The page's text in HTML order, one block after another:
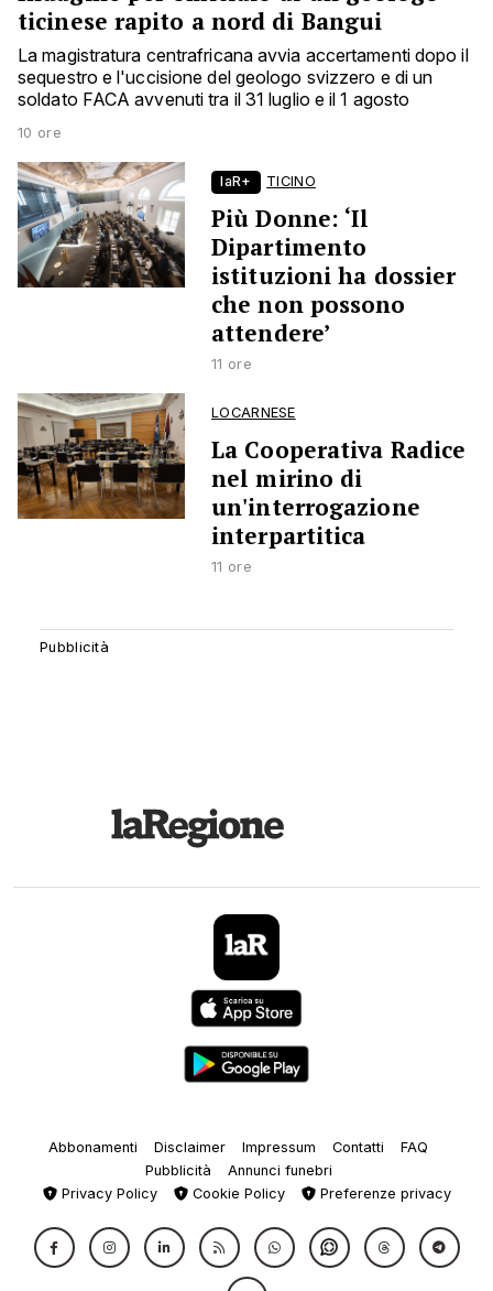
ticinese rapito a nord di Bangui
La magistratura centrafricana avvia accertamenti dopo il
sequestro e l'uccisione del geologo svizzero e di un
soldato FACA avvenuti tra il 31 luglio e il 1 agosto
10 ore
laR+ TICINO
Più Donne: ‘Il
Dipartimento
istituzioni ha dossier
che non possono
attendere’
11 ore
LOCARNESE
La Cooperativa Radice
nel mirino di
un'interrogazione
interpartitica
11 ore
Abbonamenti Disclaimer Impressum Contatti
FAQ
Pubblicità
Annunci funebri
Privacy Policy
Cookie Policy Preferenze privacy